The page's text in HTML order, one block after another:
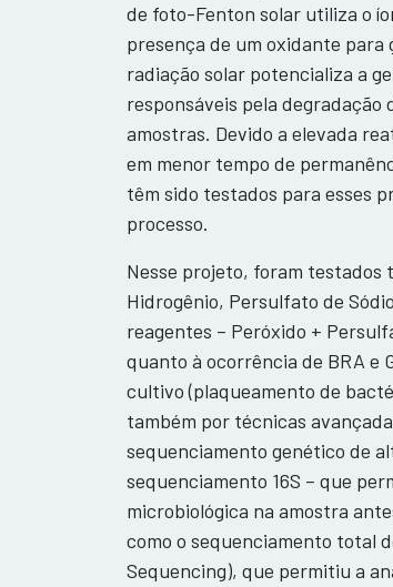
de foto-Fenton solar utiliza o
presença de um oxidante para
radiação solar potencializa a
responsáveis pela
amostras. Devido a elevada
em menor tempo de
têm sido testados para esses
processo.
Nesse projeto, foram testados
Hidrogênio, Persulfato de
reagentes – Peróxido +
quanto à ocorrência de BRA e
cultivo (plaqueamento de
também por técnicas
sequenciamento genético de
sequenciamento 16S – que
microbiológica na amostra
como o sequenciamento total
Sequencing), que permitiu a